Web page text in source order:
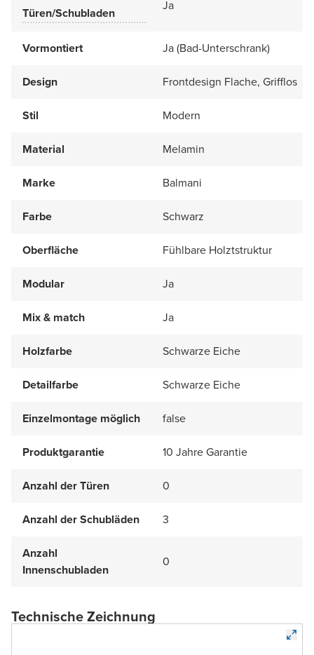
Türen/Schubladen
Ja
Vormontiert Ja (Bad-Unterschrank)
Design Frontdesign Flache, Grifflos
Stil Modern
Material Melamin
Marke Balmani
Farbe Schwarz
Oberfläche Fühlbare Holztstruktur
Modular Ja
Mix & match Ja
Holzfarbe Schwarze Eiche
Detailfarbe Schwarze Eiche
Einzelmontage möglich false
Produktgarantie 10 Jahre Garantie
Anzahl der Türen 0
Anzahl der Schubläden 3
Anzahl
Innenschubladen
0
Technische Zeichnung